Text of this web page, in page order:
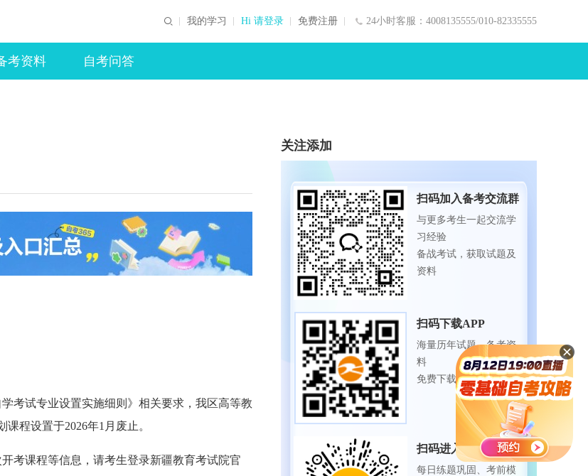
24小时客服：4008135555/010-82335555
我的学习 Hi 请登录 免费注册
考资料 自考问答
考试专业设置实施细则》相关要求，我区高等教
程设置于2026年1月废止。
考课程等信息，请考生登录新疆教育考试院官
关注添加
扫码加入备考交流群
与更多考生一起交流学
习经验
备战考试，获取试题及
资料
扫码下载APP
海量历年试题、备考资
料
免费下载领取
扫码进入微信小程序
每日练题巩固、考前模